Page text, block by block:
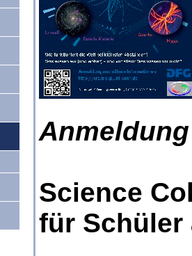
Science
für Schüler